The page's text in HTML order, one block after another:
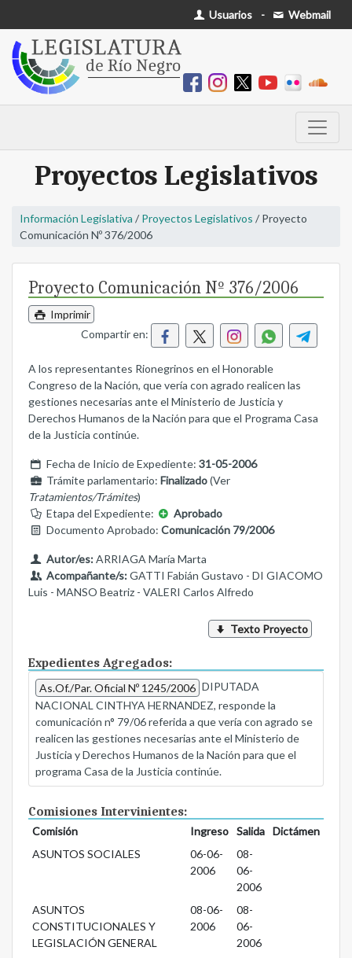
Usuarios - Webmail
Proyectos Legislativos
Información Legislativa / Proyectos Legislativos / Proyecto
Comunicación Nº 376/2006
Proyecto Comunicación Nº 376/2006
Imprimir
Compartir en:
A los representantes Rionegrinos en el Honorable
Congreso de la Nación, que vería con agrado realicen las
gestiones necesarias ante el Ministerio de Justicia y
Derechos Humanos de la Nación para que el Programa Casa
de la Justicia continúe.
Fecha de Inicio de Expediente: 31-05-2006
Trámite parlamentario: Finalizado(Ver
Tratamientos/Trámites)
Etapa del Expediente:
Aprobado
Documento Aprobado: Comunicación 79/2006
Autor/es:ARRIAGA María Marta
Acompañante/s:GATTI Fabián Gustavo - DI GIACOMO
Luis - MANSO Beatriz - VALERI Carlos Alfredo
Texto Proyecto
Expedientes Agregados:
As.Of./Par. Oficial Nº 1245/2006 DIPUTADA
NACIONAL CINTHYA HERNANDEZ, responde la
comunicación n° 79/06 referida a que vería con agrado se
realicen las gestiones necesarias ante el Ministerio de
Justicia y Derechos Humanos de la Nación para que el
programa Casa de la Justicia continúe.
Comisiones Intervinientes:
Comisión Ingreso Salida
Dictámen
ASUNTOS SOCIALES
06-06-
2006
08-
06-
2006
ASUNTOS
CONSTITUCIONALES Y
LEGISLACIÓN GENERAL
08-06-
2006
08-
06-
2006